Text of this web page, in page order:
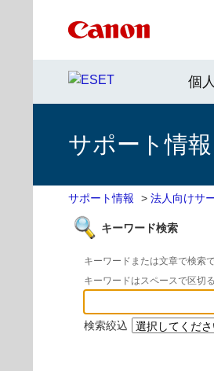
個
サポート情
サポート情報 > 法人向けサ
キーワード検索
キーワードまたは文章で検索
キーワードはスペースで区切
検索絞込